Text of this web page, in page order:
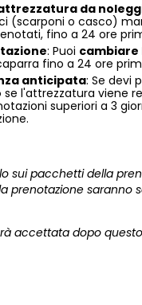
da
(scarponi o casco)
fino a 24 ore
: Puoi cambiare
fino a 24 ore
anticipata: Se devi
se l'attrezzatura viene
superiori a 3
sui pacchetti della
prenotazione saranno
accettata dopo